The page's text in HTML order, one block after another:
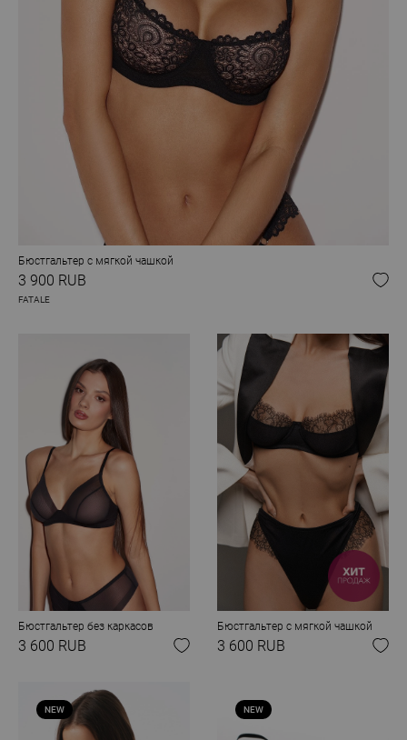
Бюстгальтер с мягкой чашкой
3 900 RUB
FATALE
Бюстгальтер без каркасов
3 600 RUB
Бюстгальтер с мягкой чашкой
3 600 RUB
NEW NEW